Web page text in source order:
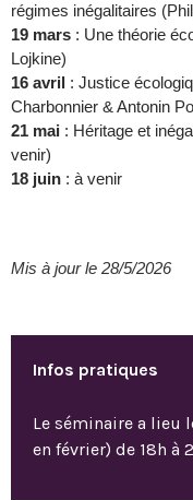
régimes inégalitaires
19 mars : Une théorie
Lojkine)
16 avril : Justice
Charbonnier & Antonin
21 mai : Héritage et
venir)
18 juin : à venir
Mis à jour le 28/5/2026
Infos pratiques
Le séminaire a lieu
en février) de 18h à